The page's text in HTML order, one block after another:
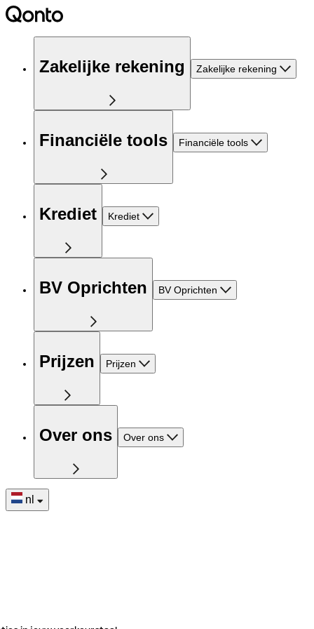
Zakelijke rekening Zakelijke rekening
Financiële tools Financiële tools
Krediet Krediet
BV Oprichten BV Oprichten
Prijzen Prijzen
Over ons Over ons
nl